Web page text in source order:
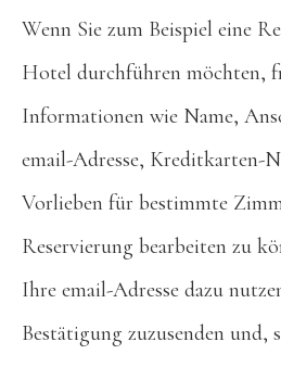
Wenn Sie zum Beispiel eine
Hotel durchführen möchten,
Informationen wie Name,
email-Adresse, Kreditkarten-
Vorlieben für bestimmte
Reservierung bearbeiten zu
Ihre email-Adresse dazu
Bestätigung zuzusenden und,